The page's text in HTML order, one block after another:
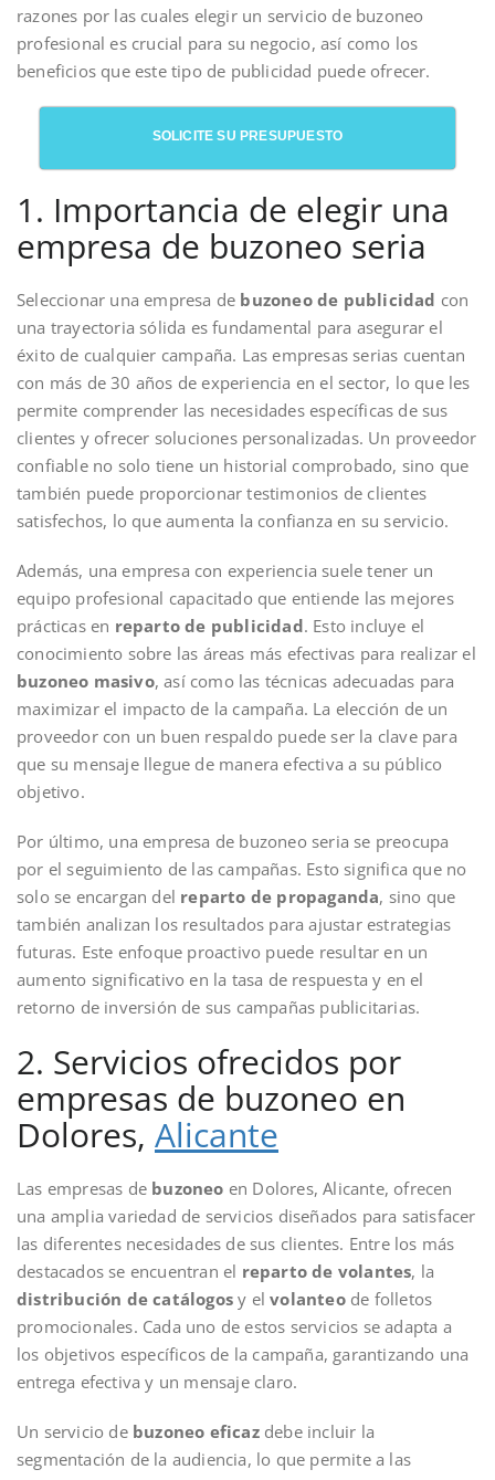
razones por las cuales elegir un servicio de buzoneo
profesional es crucial para su negocio, así como los
beneficios que este tipo de publicidad puede ofrecer.
SOLICITE SU PRESUPUESTO
1. Importancia de elegir una
empresa de buzoneo seria
Seleccionar una empresa de buzoneo de publicidad con
una trayectoria sólida es fundamental para asegurar el
éxito de cualquier campaña. Las empresas serias cuentan
con más de 30 años de experiencia en el sector, lo que les
permite comprender las necesidades específicas de sus
clientes y ofrecer soluciones personalizadas. Un proveedor
confiable no solo tiene un historial comprobado, sino que
también puede proporcionar testimonios de clientes
satisfechos, lo que aumenta la confianza en su servicio.
Además, una empresa con experiencia suele tener un
equipo profesional capacitado que entiende las mejores
prácticas en reparto de publicidad. Esto incluye el
conocimiento sobre las áreas más efectivas para realizar el
buzoneo masivo, así como las técnicas adecuadas para
maximizar el impacto de la campaña. La elección de un
proveedor con un buen respaldo puede ser la clave para
que su mensaje llegue de manera efectiva a su público
objetivo.
Por último, una empresa de buzoneo seria se preocupa
por el seguimiento de las campañas. Esto significa que no
solo se encargan del reparto de propaganda, sino que
también analizan los resultados para ajustar estrategias
futuras. Este enfoque proactivo puede resultar en un
aumento significativo en la tasa de respuesta y en el
retorno de inversión de sus campañas publicitarias.
2. Servicios ofrecidos por
empresas de buzoneo en
Dolores, Alicante
Las empresas de buzoneo en Dolores, Alicante, ofrecen
una amplia variedad de servicios diseñados para satisfacer
las diferentes necesidades de sus clientes. Entre los más
destacados se encuentran el reparto de volantes, la
distribución de catálogos y elvolanteode folletos
promocionales. Cada uno de estos servicios se adapta a
los objetivos específicos de la campaña, garantizando una
entrega efectiva y un mensaje claro.
Un servicio de buzoneo eficazdebe incluir la
segmentación de la audiencia, lo que permite a las